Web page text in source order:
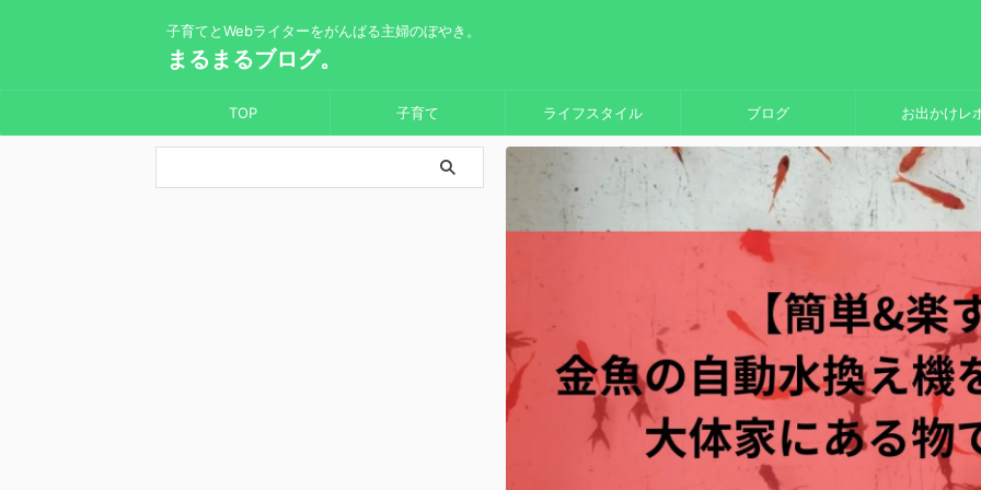
子育てとWebライターをがんばる主婦のぼやき。
まるまるブログ。
TOP 子育て ライフスタイル ブログ お出かけレ